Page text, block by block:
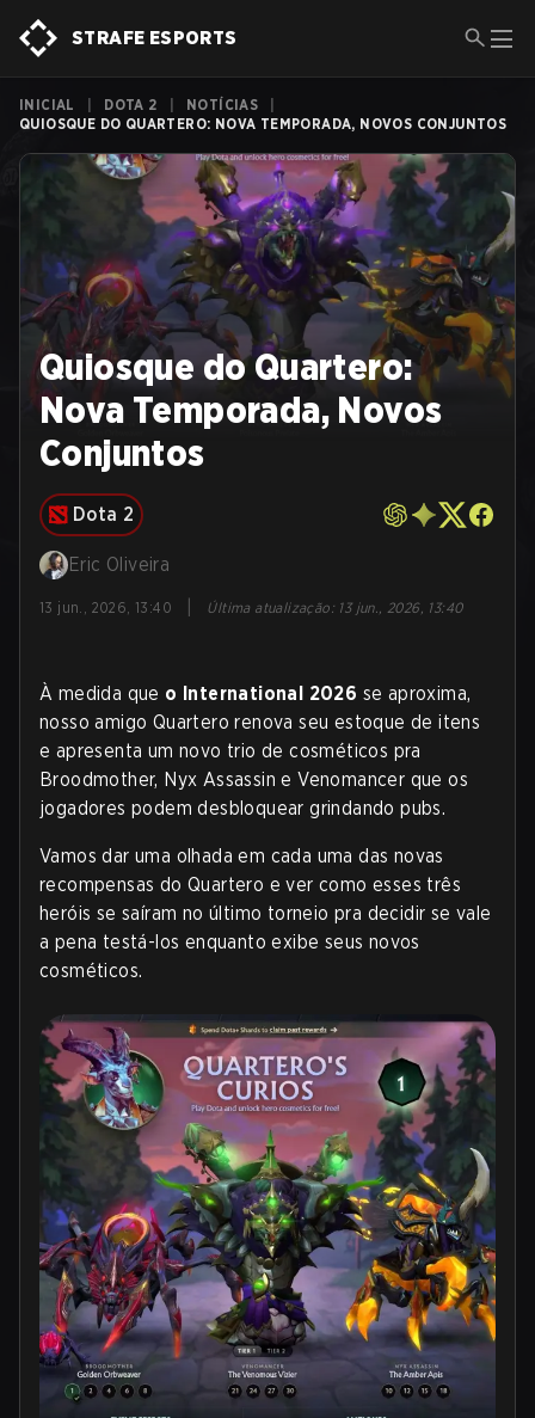
STRAFE ESPORTS
INICIAL DOTA 2 NOTÍCIAS
QUIOSQUE DO QUARTERO: NOVA TEMPORADA, NOVOS CONJUNTOS
Quiosque do Quartero:
Nova Temporada, Novos
Conjuntos
Dota 2
Eric Oliveira
13 jun., 2026, 13:40 Última atualização: 13 jun., 2026, 13:40
À medida que o International 2026 se aproxima,
nosso amigo Quartero renova seu estoque de itens
e apresenta um novo trio de cosméticos pra
Broodmother, Nyx Assassin e Venomancer que os
jogadores podem desbloquear grindando pubs.
Vamos dar uma olhada em cada uma das novas
recompensas do Quartero e ver como esses três
heróis se saíram no último torneio pra decidir se vale
a pena testá-los enquanto exibe seus novos
cosméticos.